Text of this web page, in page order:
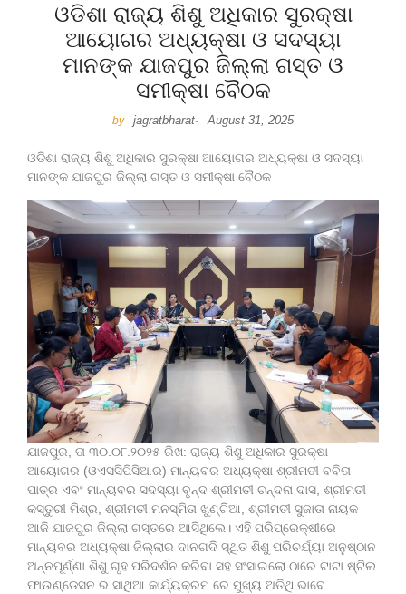
ଓଡିଶା ରାଜ୍ୟ ଶିଶୁ ଅଧିକାର ସୁରକ୍ଷା
ଆୟୋଗର ଅଧ୍ୟକ୍ଷା ଓ ସଦସ୍ୟା
ମାନଙ୍କ ଯାଜପୁର ଜିଲ୍ଲା ଗସ୍ତ ଓ
ସମୀକ୍ଷା ବୈଠକ
by jagratbharat- August 31, 2025
ଓଡିଶା ରାଜ୍ୟ ଶିଶୁ ଅଧିକାର ସୁରକ୍ଷା ଆୟୋଗର ଅଧ୍ୟକ୍ଷା ଓ ସଦସ୍ୟା
ମାନଙ୍କ ଯାଜପୁର ଜିଲ୍ଲା ଗସ୍ତ ଓ ସମୀକ୍ଷା ବୈଠକ
ଯାଜପୁର, ତା ୩୦.୦୮.୨୦୨୫ ରିଖ: ରାଜ୍ୟ ଶିଶୁ ଅଧିକାର ସୁରକ୍ଷା
ଆୟୋଗର (ଓଏସସିପିସିଆର) ମାନ୍ୟବର ଅଧ୍ୟକ୍ଷା ଶ୍ରୀମତୀ ବବିତା
ପାତ୍ର ଏବଂ ମାନ୍ୟବର ସଦସ୍ୟା ବୃନ୍ଦ ଶ୍ରୀମତୀ ଚନ୍ଦନା ଦାସ, ଶ୍ରୀମତୀ
କସ୍ତୁରୀ ମିଶ୍ର, ଶ୍ରୀମତୀ ମନସ୍ମିତା ଖୁଣ୍ଟିଆ, ଶ୍ରୀମତୀ ସୁଜାତା ନାୟକ
ଆଜି ଯାଜପୁର ଜିଲ୍ଲା ଗସ୍ତରେ ଆସିଥିଲେ। ଏହି ପରିପ୍ରେକ୍ଷୀରେ
ମାନ୍ୟବର ଅଧ୍ୟକ୍ଷା ଜିଲ୍ଲାର ଦାନଗଦି ସ୍ଥିତ ଶିଶୁ ପରିଚର୍ଯ୍ୟା ଅନୁଷ୍ଠାନ
ଅନ୍ନପୂର୍ଣ୍ଣା ଶିଶୁ ଗୃହ ପରିଦର୍ଶନ କରିବା ସହ ସଂସାଇଲୋ ଠାରେ ଟାଟା ଷ୍ଟିଲ
ଫାଉଣ୍ଡେସନ ର ସାଥିଆ କାର୍ଯ୍ୟକ୍ରମ ରେ ମୁଖ୍ୟ ଅତିଥି ଭାବେ